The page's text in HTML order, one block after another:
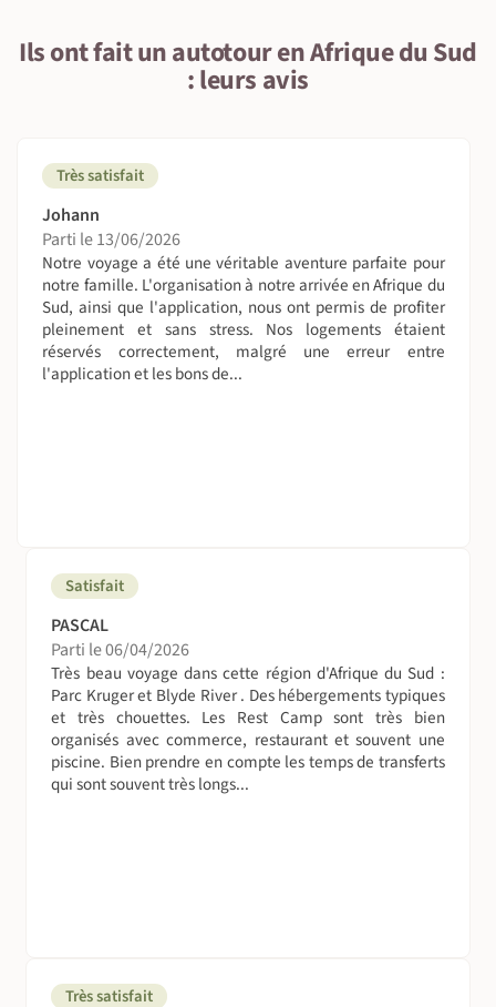
Ils ont fait un autotour en Afrique du Sud
: leurs avis
Très satisfait
Johann
Parti le 13/06/2026
Notre voyage a été une véritable aventure parfaite pour
notre famille. L'organisation à notre arrivée en Afrique du
Sud, ainsi que l'application, nous ont permis de profiter
pleinement et sans stress. Nos logements étaient
réservés correctement, malgré une erreur entre
l'application et les bons de...
Satisfait
PASCAL
Parti le 06/04/2026
Très beau voyage dans cette région d'Afrique du Sud :
Parc Kruger et Blyde River . Des hébergements typiques
et très chouettes. Les Rest Camp sont très bien
organisés avec commerce, restaurant et souvent une
piscine. Bien prendre en compte les temps de transferts
qui sont souvent très longs...
Très satisfait